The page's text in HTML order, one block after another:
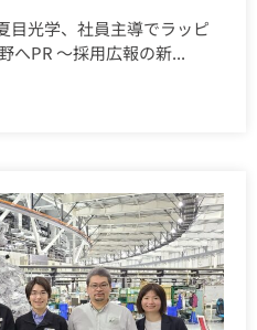
目光学、社員主導でラッピ
へPR 〜採用広報の新...